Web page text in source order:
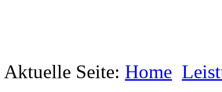
Geheimnisse, die
keine sind.
Ein Potpourri professioneller Rezepte.
Aktuelle Seite: Home